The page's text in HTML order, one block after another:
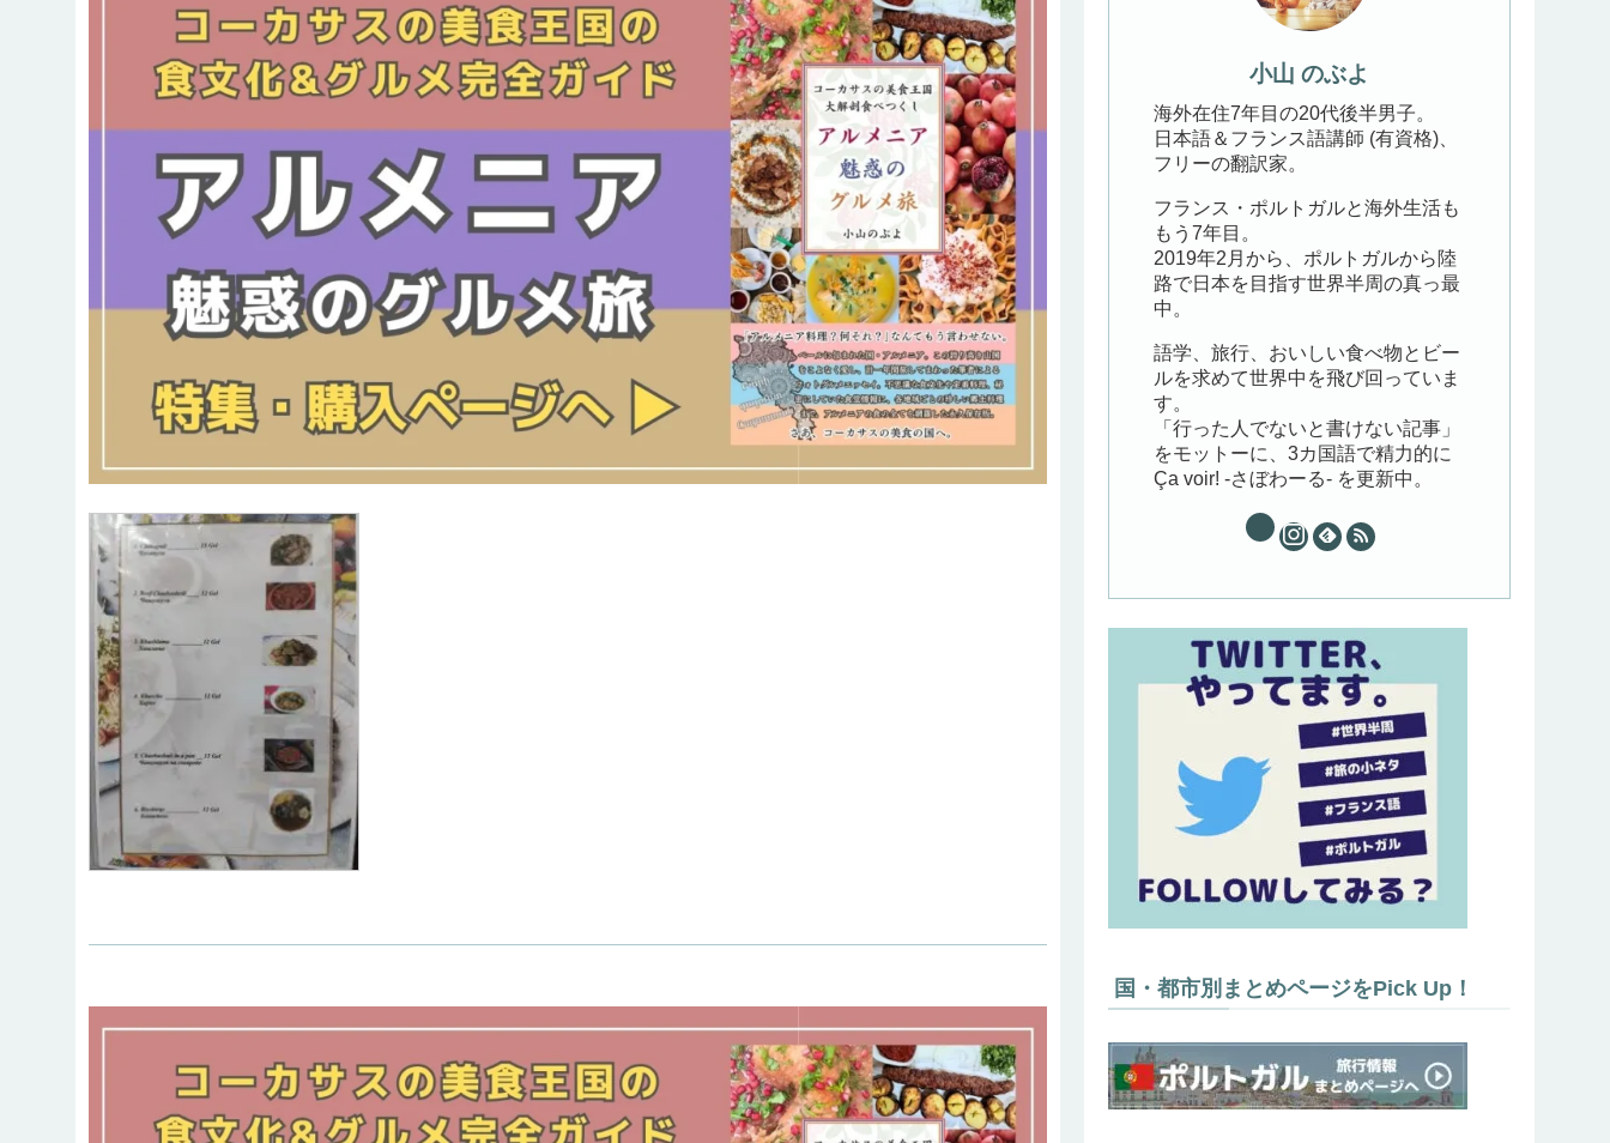
小山 のぶよ
海外在住7年目の20代後半男子。
日本語＆フランス語講師 (有資格)、
フリーの翻訳家。
フランス・ポルトガルと海外生活も
もう7年目。
2019年2月から、ポルトガルから陸
路で日本を目指す世界半周の真っ最
中。
語学、旅行、おいしい食べ物とビー
ルを求めて世界中を飛び回っていま
す。
「行った人でないと書けない記事」
をモットーに、3カ国語で精力的に
Ça voir! -さぼわーる- を更新中。
国・都市別まとめページをPick Up！